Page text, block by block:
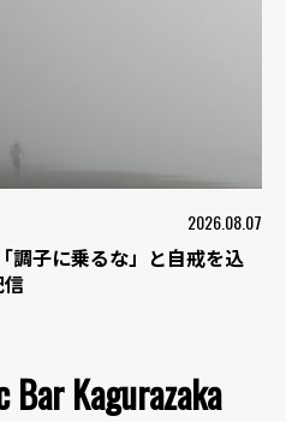
2026.08.07
調子に乗るな」と自戒を込
信
Bar Kagurazaka